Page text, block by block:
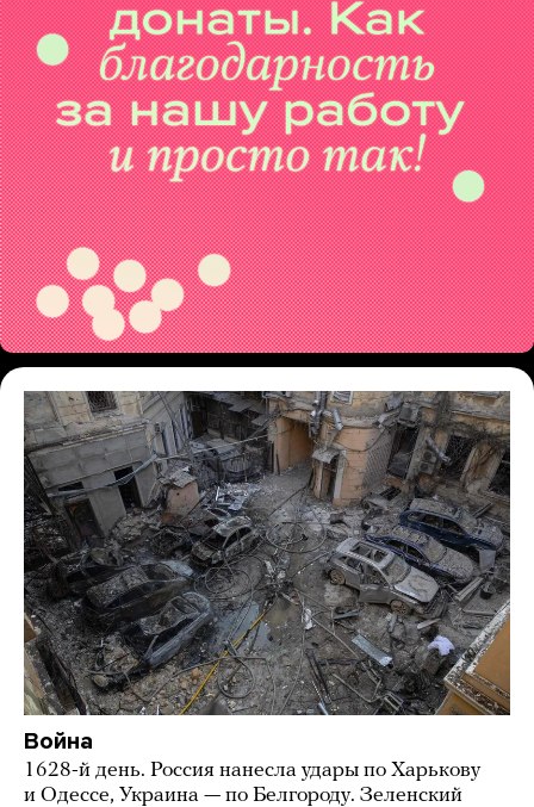
Война
1628-й день. Россия нанесла удары по Харькову
и Одессе, Украина — по Белгороду. Зеленский